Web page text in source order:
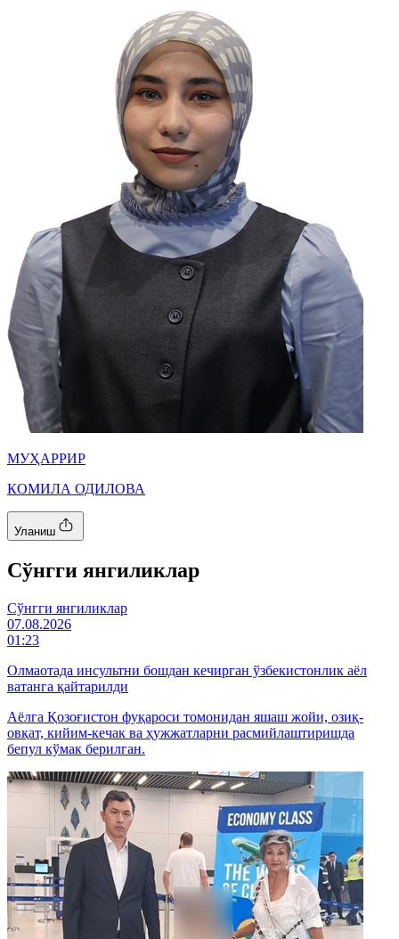
МУҲАРРИР
КОМИЛА ОДИЛОВА
Уланиш
Cўнгги янгиликлар
Cўнгги янгиликлар
07.08.2026
01:23
Олмаотада инсультни бошдан кечирган ўзбекистонлик аёл
ватанга қайтарилди
Аёлга Қозоғистон фуқароси томонидан яшаш жойи, озиқ-
овқат, кийим-кечак ва ҳужжатларни расмийлаштиришда
бепул кўмак берилган.